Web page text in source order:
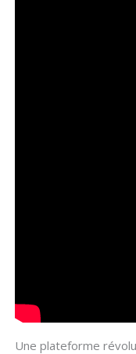
Une plateforme